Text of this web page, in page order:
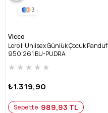
3
Vicco
Loro Iı Unıisex Günlük Çocuk Panduf
950.261 BU-PUDRA
★ ★ ★ ★ ★
₺1.319,90
Sepette 989,93 TL